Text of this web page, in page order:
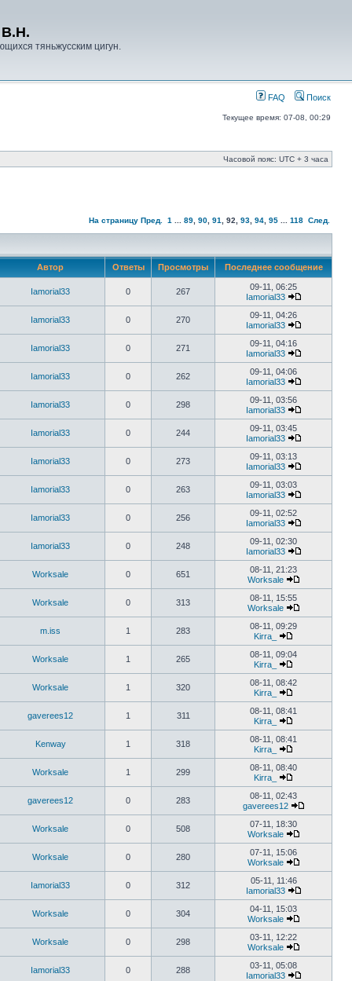
тяньжусским цигун.
FAQ Поиск
Текущее время: 07-08, 00:29
Часовой пояс: UTC + 3 часа
На страницу Пред. 1 89 90 91 92 93 94 95 118 След.
Автор Ответы Просмотры Последнее сообщение
Iamorial33 0 267
09-11, 06:25
Iamorial33
Iamorial33 0 270
09-11, 04:26
Iamorial33
Iamorial33 0 271
09-11, 04:16
Iamorial33
Iamorial33 0 262
09-11, 04:06
Iamorial33
Iamorial33 0 298
09-11, 03:56
Iamorial33
Iamorial33 0 244
09-11, 03:45
Iamorial33
Iamorial33 0 273
09-11, 03:13
Iamorial33
Iamorial33 0 263
09-11, 03:03
Iamorial33
Iamorial33 0 256
09-11, 02:52
Iamorial33
Iamorial33 0 248
09-11, 02:30
Iamorial33
Worksale 0 651
08-11, 21:23
Worksale
Worksale 0 313
08-11, 15:55
Worksale
m.iss 1 283
08-11, 09:29
Kirra_
Worksale 1 265
08-11, 09:04
Kirra_
Worksale 1 320
08-11, 08:42
Kirra_
gaverees12 1 311
08-11, 08:41
Kirra_
Kenway 1 318
08-11, 08:41
Kirra_
Worksale 1 299
08-11, 08:40
Kirra_
gaverees12 0 283
08-11, 02:43
gaverees12
Worksale 0 508
07-11, 18:30
Worksale
Worksale 0 280
07-11, 15:06
Worksale
Iamorial33 0 312
05-11, 11:46
Iamorial33
Worksale 0 304
04-11, 15:03
Worksale
Worksale 0 298
03-11, 12:22
Worksale
Iamorial33 0 288
03-11, 05:08
Iamorial33